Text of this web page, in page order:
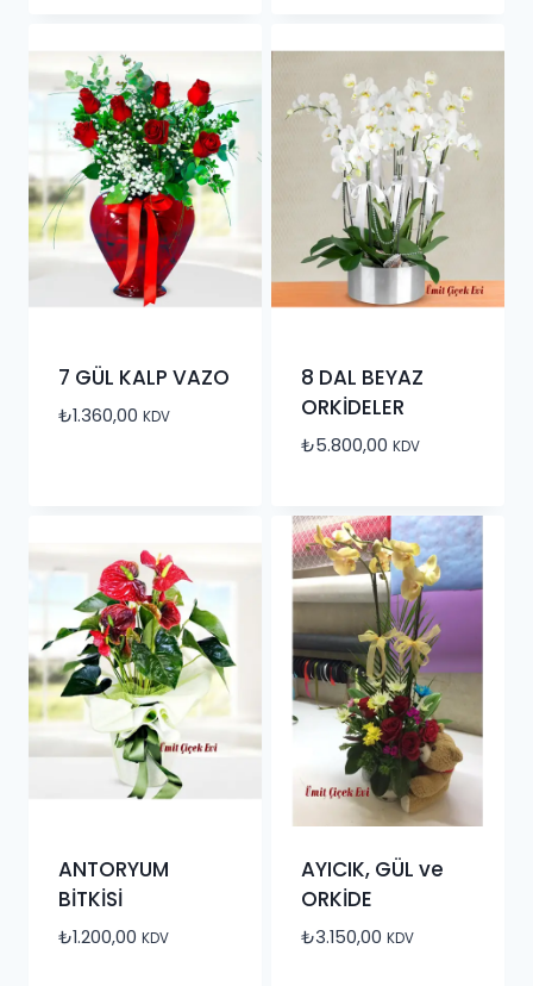
7 GÜL KALP VAZO
₺1.360,00 KDV
8 DAL BEYAZ
ORKİDELER
₺5.800,00 KDV
ANTORYUM
BİTKİSİ
₺1.200,00 KDV
AYICIK, GÜL ve
ORKİDE
₺3.150,00 KDV